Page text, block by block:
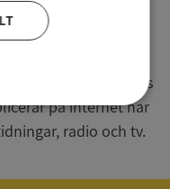
ett av
tv s.k. utgivningsbevis
på internet har
radio och tv.
Inriktning